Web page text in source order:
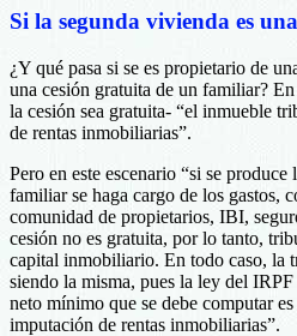
Si la segunda vivienda es
¿Y qué pasa si se es propietario de
una cesión gratuita de un familiar?
la cesión sea gratuita- “el inmueble
de rentas inmobiliarias”.
Pero en este escenario “si se
familiar se haga cargo de los gastos,
comunidad de propietarios, IBI,
cesión no es gratuita, por lo tanto,
capital inmobiliario. En todo caso, la
siendo la misma, pues la ley del
neto mínimo que se debe computar
imputación de rentas inmobiliarias”.